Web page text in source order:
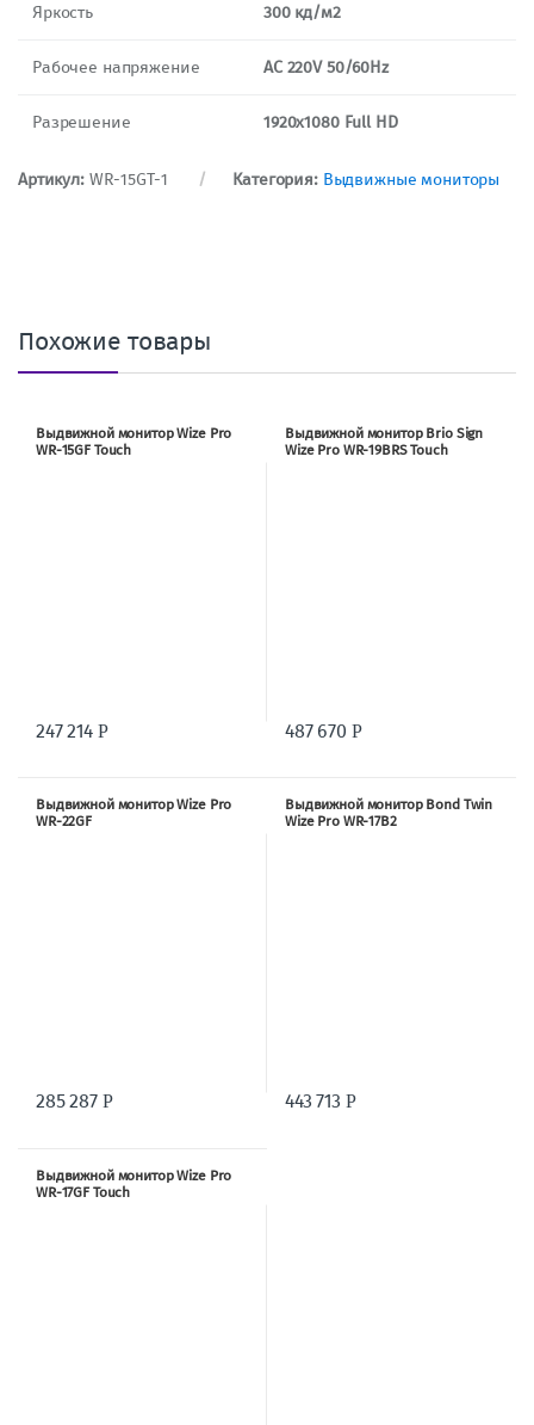
Яркость 300 кд/м2
Рабочее напряжение AC 220V 50/60Hz
Разрешение 1920х1080 Full HD
Артикул: WR-15GT-1 Категория: Выдвижные мониторы
Похожие товары
Выдвижной монитор Wize Pro
WR-15GF Touch
247 214 Р
Выдвижной монитор Brio Sign
Wize Pro WR-19BRS Touch
487 670 Р
Выдвижной монитор Wize Pro
WR-22GF
285 287 Р
Выдвижной монитор Bond Twin
Wize Pro WR-17B2
443 713 Р
Выдвижной монитор Wize Pro
WR-17GF Touch